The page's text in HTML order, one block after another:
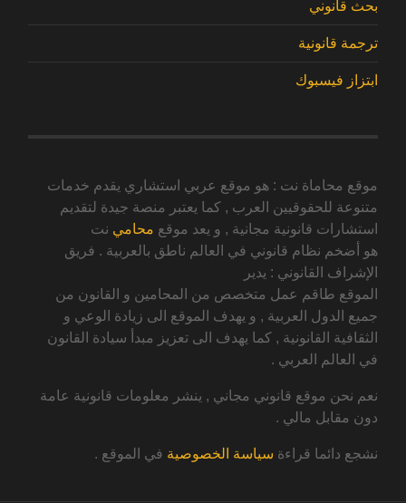
بحث قانوني
ترجمة قانونية
ابتزاز فيسبوك
موقع محاماة نت : هو موقع عربي استشاري يقدم خدمات
متنوعة للحقوقيين العرب , كما يعتبر منصة جيدة لتقديم
استشارات قانونية مجانية , و يعد موقع محامي نت
هو أضخم نظام قانوني في العالم ناطق بالعربية . فريق
الإشراف القانوني : يدير
الموقع طاقم عمل متخصص من المحامين و القانون من
جميع الدول العربية , و يهدف الموقع الى زيادة الوعي و
الثقافية القانونية , كما يهدف الى تعزيز مبدأ سيادة القانون
في العالم العربي .
نعم نحن موقع قانوني مجاني , ينشر معلومات قانونية عامة
دون مقابل مالي .
نشجع دائما قراءة سياسة الخصوصية في الموقع .